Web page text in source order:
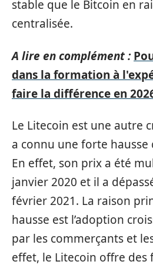
stable que le Bitcoin en
centralisée.
A lire en complément :
dans la formation à
faire la différence en
Le Litecoin est une autre
a connu une forte hausse
En effet, son prix a été
janvier 2020 et il a
février 2021. La raison
hausse est l’adoption
par les commerçants et
effet, le Litecoin offre des